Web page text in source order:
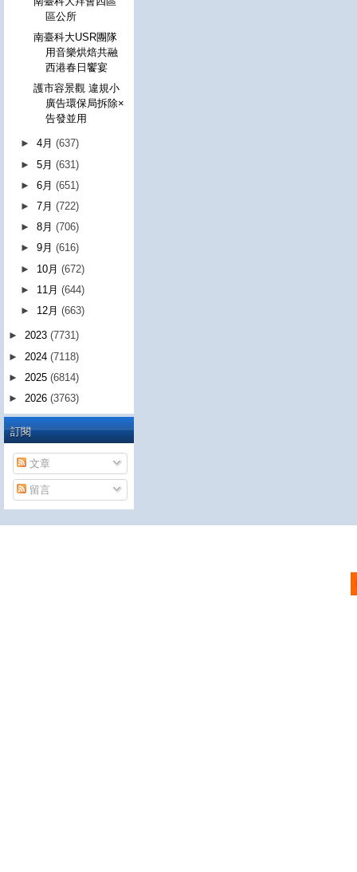
區公所
南臺科大USR團隊
用音樂烘焙共融
西港春日饗宴
護市容景觀 違規小
廣告環保局拆除×
告發並用
►4月(637)
►5月(631)
►6月(651)
►7月(722)
►8月(706)
►9月(616)
► 10月(672)
► 11月(644)
► 12月(663)
► 2023 (7731)
► 2024 (7118)
► 2025 (6814)
► 2026 (3763)
訂閱
文章
留言